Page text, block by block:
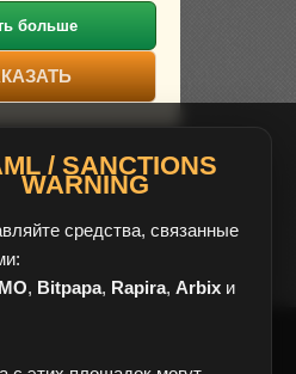
больше
/ SANCTIONS
WARNING
средства, связанные
, Bitpapa, Rapira, Arbix и
(UTC+3)